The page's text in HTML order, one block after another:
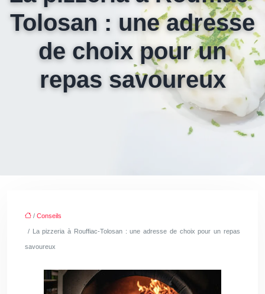
Tolosan : une adresse
de choix pour un
repas savoureux
/ Conseils
/ La pizzeria à Rouffiac-Tolosan : une adresse de choix pour un repas
savoureux